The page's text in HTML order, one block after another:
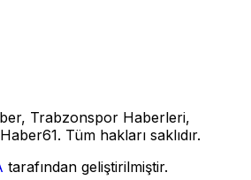
Trabzonspor Haberleri,
Tüm hakları saklıdır.
tarafından geliştirilmiştir.